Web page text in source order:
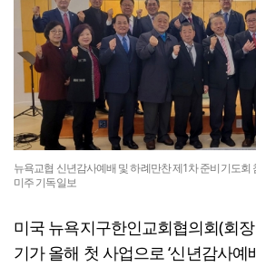
뉴욕교협 신년감사예배 및 하례만찬 제1차 준비기도
미주 기독일보
미국 뉴욕지구한인교회협의회(회
기가 올해 첫 사업으로 ‘신년감사예